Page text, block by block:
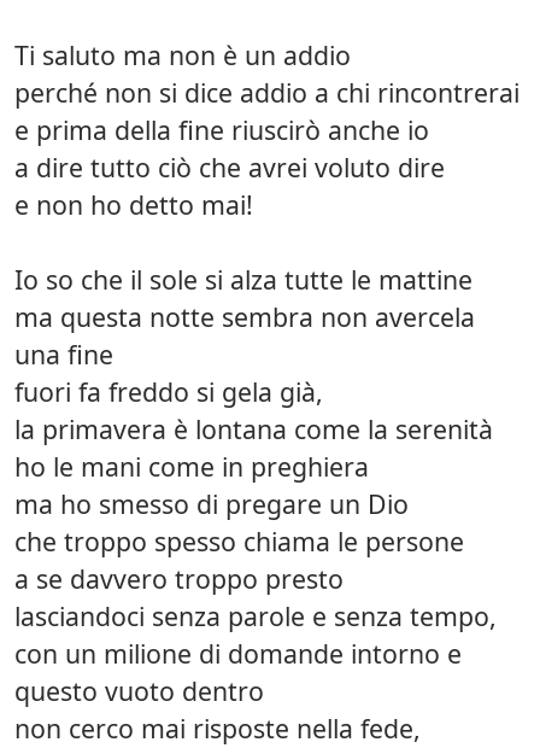
Ti saluto ma non è un addio
perché non si dice addio a chi rincontrerai
e prima della fine riuscirò anche io
a dire tutto ciò che avrei voluto dire
e non ho detto mai!
Io so che il sole si alza tutte le mattine
ma questa notte sembra non avercela
una fine
fuori fa freddo si gela già,
la primavera è lontana come la serenità
ho le mani come in preghiera
ma ho smesso di pregare un Dio
che troppo spesso chiama le persone
a se davvero troppo presto
lasciandoci senza parole e senza tempo,
con un milione di domande intorno e
questo vuoto dentro
non cerco mai risposte nella fede,